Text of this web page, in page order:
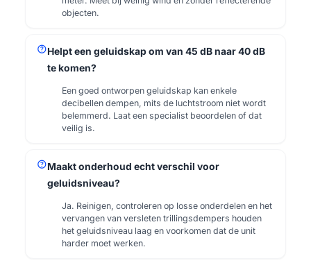
objecten.
helpHelpt een geluidskap om van 45 dB naar 40 dB
te komen?
Een goed ontworpen geluidskap kan enkele
decibellen dempen, mits de luchtstroom niet wordt
belemmerd. Laat een specialist beoordelen of dat
veilig is.
helpMaakt onderhoud echt verschil voor
geluidsniveau?
Ja. Reinigen, controleren op losse onderdelen en het
vervangen van versleten trillingsdempers houden
het geluidsniveau laag en voorkomen dat de unit
harder moet werken.